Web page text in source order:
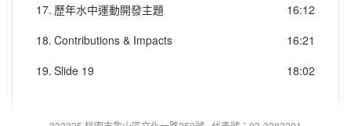
16:12
17. 歷年水中運動開發主題
16:21
18. Contributions & Impacts
18:02
19. Slide 19